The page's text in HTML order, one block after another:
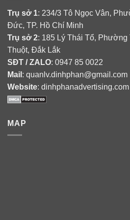
Trụ sở 1: 234/3 Tô Ngọc Vân,
Đức, TP. Hồ Chí Minh
Trụ sở 2: 185 Lý Thái Tổ, Phường
Thuột, Đắk Lắk
SĐT / ZALO: 0947 85 0022
Mail : quanlv.dinhphan@gmail.com
Website: dinhphanadvertising.com
MAP